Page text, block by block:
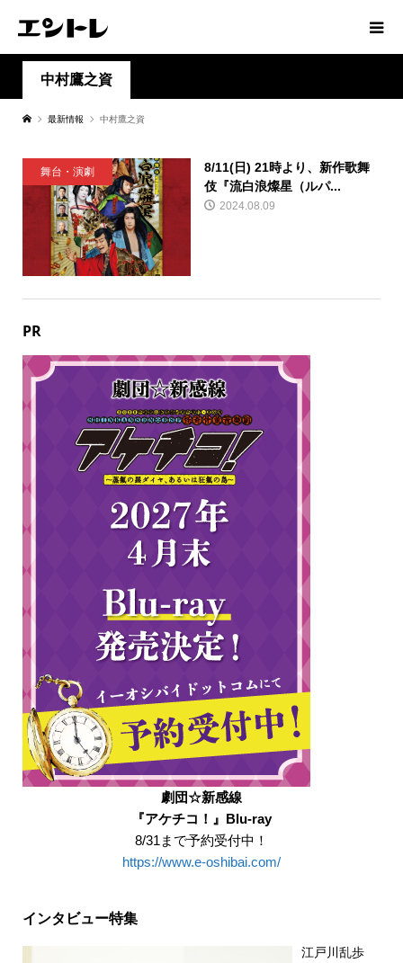
中村鷹之資
最新情報 中村鷹之資
舞台・演劇
8/11(日) 21時より、新作歌舞
伎『流白浪燦星（ルパ...
2024.08.09
PR
劇団☆新感線
『アケチコ！』Blu-ray
8/31まで予約受付中！
https://www.e-oshibai.com/
インタビュー特集
江戸川乱歩